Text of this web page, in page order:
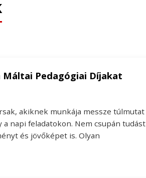
Pedagógiai Díjakat
akiknek munkája messze túlmutat
napi feladatokon. Nem csupán tudást
és jövőképet is. Olyan